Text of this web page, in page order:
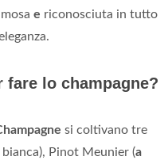
e riconosciuta in tutto
fare lo champagne?
si coltivano tre
bianca), Pinot Meunier (a